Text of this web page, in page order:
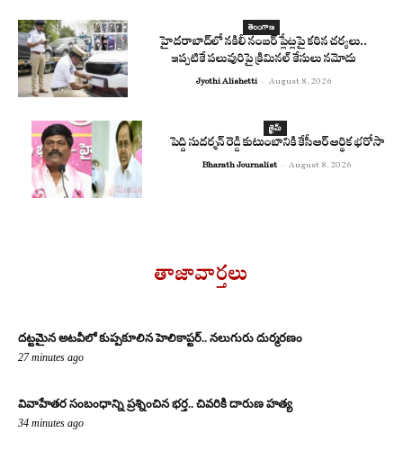
తెలంగాణ
హైదరాబాద్‌లో నకిలీ నంబర్ ప్లేట్లపై కఠిన చర్యలు..
ఇప్పటికే పలువురిపై క్రిమినల్ కేసులు నమోదు
Jyothi Alishetti - August 8, 2026
క్రైమ్
పెద్ది సుదర్శన్ రెడ్డి కుటుంబానికి కేసీఆర్ ఆర్థిక భరోసా
Bharath Journalist - August 8, 2026
తాజావార్తలు
దట్టమైన అటవీలో కుప్పకూలిన హెలికాప్టర్.. నలుగురు దుర్మరణం
27 minutes ago
వివాహేతర సంబంధాన్ని ప్రశ్నించిన భర్త.. చివరికి దారుణ హత్య
34 minutes ago